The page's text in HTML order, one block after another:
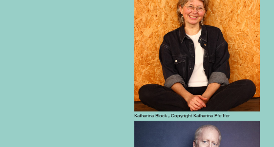
Katharina Block , Copyright Katharina Pfeiffer